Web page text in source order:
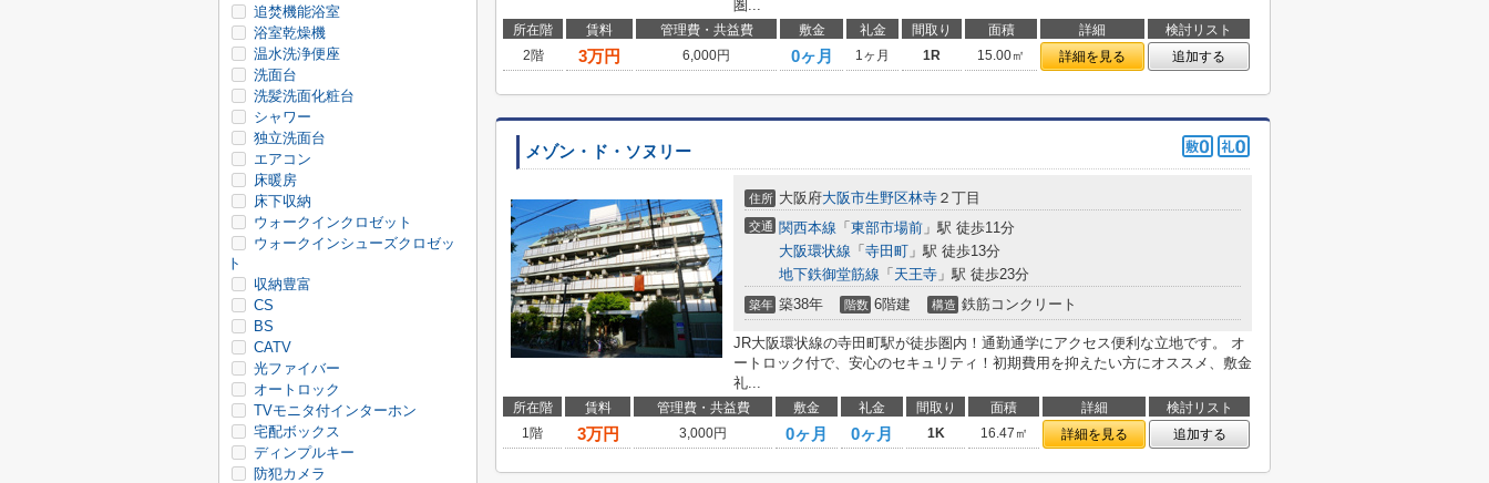
圏...
所在階 賃料 管理費・共益費 敷金 礼金 間取り 面積 詳細
検討リスト
2階
3万円 6,000円 0ヶ月 1ヶ月 1R 15.00㎡ 詳細を見る 追加する
メゾン・ド・ソヌリー
住所 大阪府大阪市生野区林寺 ２丁目
交通 関西本線 「 東部市場前 」駅 徒歩11分
大阪環状線 「 寺田町 」駅 徒歩13分
地下鉄御堂筋線 「 天王寺 」駅 徒歩23分
築年 築38年 階数 6階建 構造 鉄筋コンクリート
JR大阪環状線の寺田町駅が徒歩圏内！通勤通学にアクセス便利な立地です。 オ
ートロック付で、安心のセキュリティ！初期費用を抑えたい方にオススメ、敷金
礼...
所在階 賃料 管理費・共益費 敷金 礼金 間取り 面積 詳細
検討リスト
1階
3万円 3,000円 0ヶ月 0ヶ月 1K 16.47㎡ 詳細を見る 追加する
追焚機能浴室
浴室乾燥機
温水洗浄便座
洗面台
洗髪洗面化粧台
シャワー
独立洗面台
エアコン
床暖房
床下収納
ウォークインクロゼット
ウォークインシューズクロゼッ
ト
収納豊富
CS
BS
CATV
光ファイバー
オートロック
TVモニタ付インターホン
宅配ボックス
ディンプルキー
防犯カメラ